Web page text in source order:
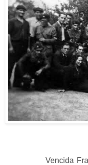
Vencida